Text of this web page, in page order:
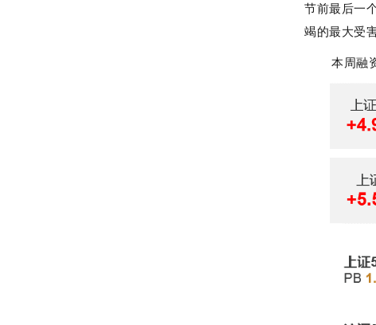
节前最后一
竭的最大受
本周融